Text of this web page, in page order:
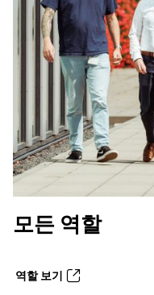
모든 역할
역할 보기